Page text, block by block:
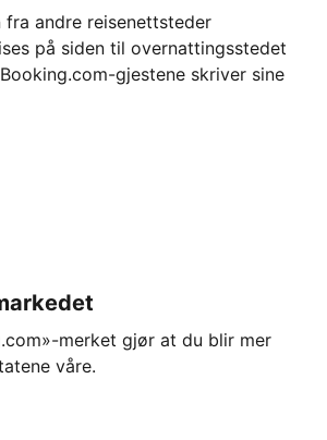
fra andre reisenettsteder
på siden til overnattingsstedet
gjestene skriver sine
merket gjør at du blir mer
våre.